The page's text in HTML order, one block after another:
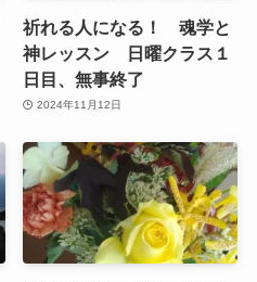
祈れる人になる！ 魂学と
神レッスン 日曜クラス１
日目、無事終了
2024年11月12日